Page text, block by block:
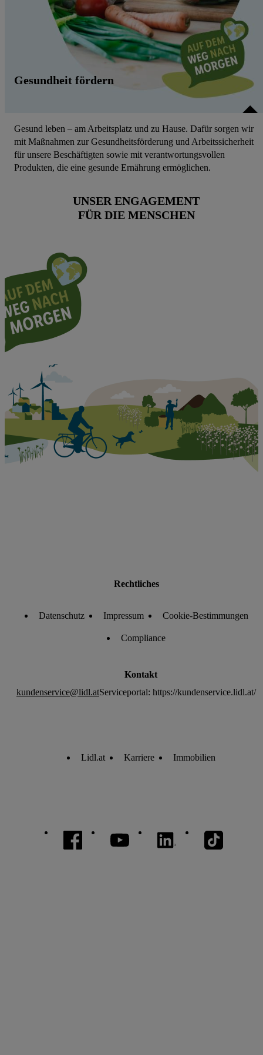
Gesundheit fördern
Gesund leben – am Arbeitsplatz und zu Hause. Dafür sorgen wir
mit Maßnahmen zur Gesundheitsförderung und Arbeitssicherheit
für unsere Beschäftigten sowie mit verantwortungsvollen
Produkten, die eine gesunde Ernährung ermöglichen.
UNSER ENGAGEMENT
FÜR DIE MENSCHEN
Rechtliches
Datenschutz Impressum Cookie-Bestimmungen
Compliance
Kontakt
kundenservice@lidl.atServiceportal: https://kundenservice.lidl.at/
Lidl.at Karriere Immobilien